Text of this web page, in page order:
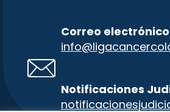
Correo
Notificaciones